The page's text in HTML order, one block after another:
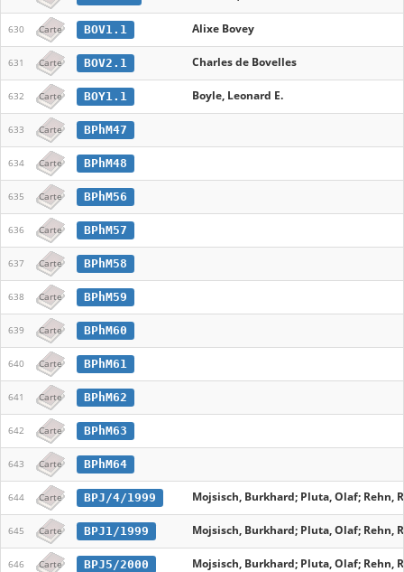
630 Carte BOV1.1 Alixe Bovey
631 Carte BOV2.1 Charles de Bovelles
632 Carte BOY1.1 Boyle, Leonard E.
633 Carte BPhM47
634 Carte BPhM48
635 Carte BPhM56
636 Carte BPhM57
637 Carte BPhM58
638 Carte BPhM59
639 Carte BPhM60
640 Carte BPhM61
641 Carte BPhM62
642 Carte BPhM63
643 Carte BPhM64
644 Carte BPJ/4/1999 Mojsisch, Burkhard; Pluta, Olaf; Rehn,
645 Carte BPJ1/1999 Mojsisch, Burkhard; Pluta, Olaf; Rehn,
646 Carte BPJ5/2000 Mojsisch, Burkhard; Pluta, Olaf; Rehn,